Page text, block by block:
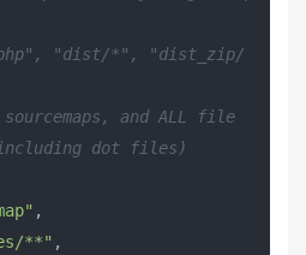
"dist/*", "dist_zip/
and ALL file
dot files)
,
**" ,